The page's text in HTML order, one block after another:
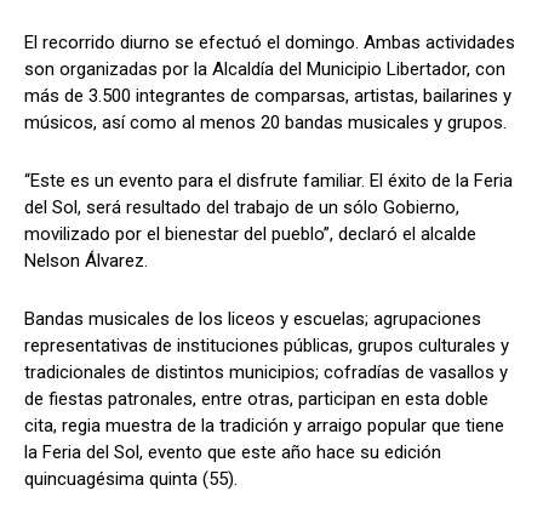
El recorrido diurno se efectuó el domingo. Ambas actividades
son organizadas por la Alcaldía del Municipio Libertador, con
más de 3.500 integrantes de comparsas, artistas, bailarines y
músicos, así como al menos 20 bandas musicales y grupos.
“Este es un evento para el disfrute familiar. El éxito de la Feria
del Sol, será resultado del trabajo de un sólo Gobierno,
movilizado por el bienestar del pueblo”, declaró el alcalde
Nelson Álvarez.
Bandas musicales de los liceos y escuelas; agrupaciones
representativas de instituciones públicas, grupos culturales y
tradicionales de distintos municipios; cofradías de vasallos y
de fiestas patronales, entre otras, participan en esta doble
cita, regia muestra de la tradición y arraigo popular que tiene
la Feria del Sol, evento que este año hace su edición
quincuagésima quinta (55).